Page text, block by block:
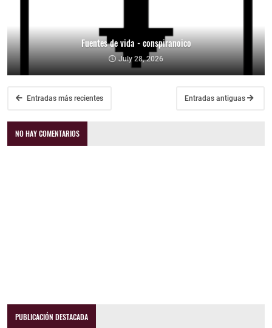
Fuentes de vida - conspiranoico
July 28, 2026
Entradas más recientes Entradas antiguas
NO HAY COMENTARIOS
PUBLICACIÓN DESTACADA